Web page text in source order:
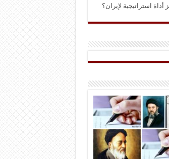
استراتيجية لإيران؟